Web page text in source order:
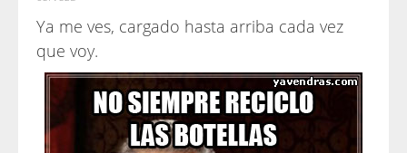
Ya me ves, cargado hasta arriba cada vez
que voy.